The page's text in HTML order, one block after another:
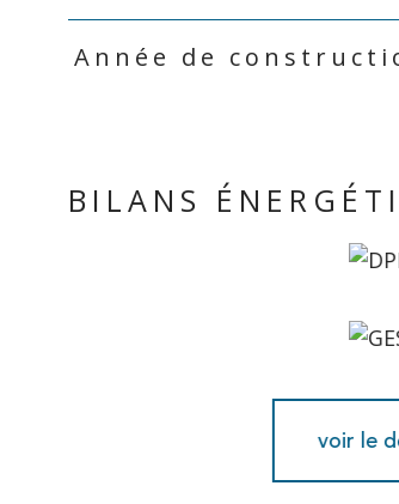
Année de
BILANS
voir le